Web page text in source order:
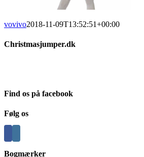
vovivo2018-11-09T13:52:51+00:00
Christmasjumper.dk
Find os på facebook
Følg os
Bogmærker